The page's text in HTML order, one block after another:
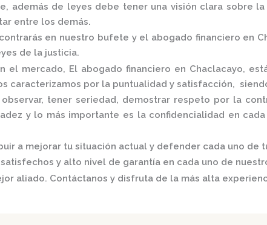
además de leyes debe tener una visión clara sobre
entre los demás.
en nuestro bufete y el abogado financiero en
de la justicia.
el mercado, El abogado financiero en Chaclacayo,
caracterizamos por la puntualidad y satisfacción,
tener seriedad, demostrar respeto por la
y lo más importante es la confidencialidad en
a mejorar tu situación actual y defender cada uno de
y alto nivel de garantía en cada uno de
aliado. Contáctanos y disfruta de la más alta